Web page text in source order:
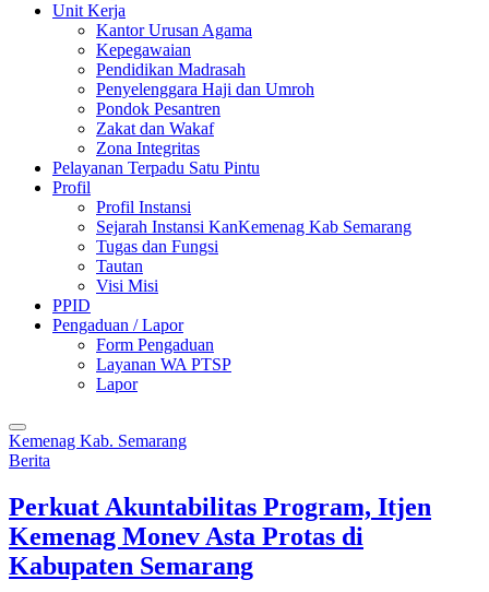
Unit Kerja
Kantor Urusan Agama
Kepegawaian
Pendidikan Madrasah
Penyelenggara Haji dan Umroh
Pondok Pesantren
Zakat dan Wakaf
Zona Integritas
Pelayanan Terpadu Satu Pintu
Profil
Profil Instansi
Sejarah Instansi KanKemenag Kab Semarang
Tugas dan Fungsi
Tautan
Visi Misi
PPID
Pengaduan / Lapor
Form Pengaduan
Layanan WA PTSP
Lapor
Kemenag Kab. Semarang
Berita
Perkuat Akuntabilitas Program, Itjen
Kemenag Monev Asta Protas di
Kabupaten Semarang